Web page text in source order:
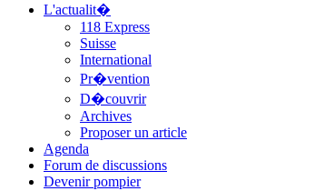
L'actualit�
118 Express
Suisse
International
Pr�vention
D�couvrir
Archives
Proposer un article
Agenda
Forum de discussions
Devenir pompier